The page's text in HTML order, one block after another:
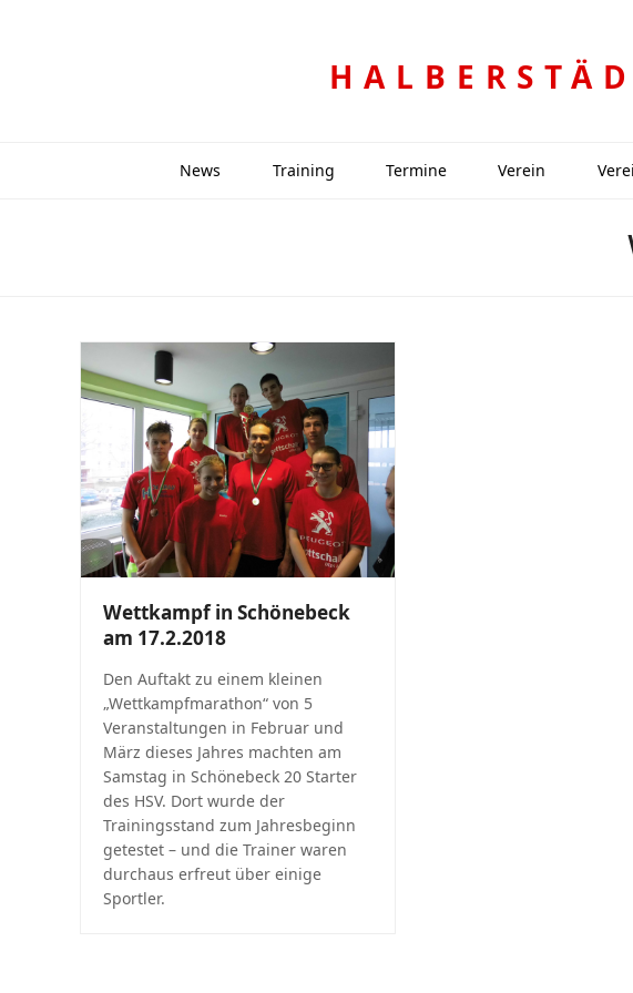
News Training Termine Verein
Wettkampf in Schönebeck
am 17.2.2018
Den Auftakt zu einem kleinen
„Wettkampfmarathon“ von 5
Veranstaltungen in Februar und
März dieses Jahres machten am
Samstag in Schönebeck 20 Starter
des HSV. Dort wurde der
Trainingsstand zum Jahresbeginn
getestet – und die Trainer waren
durchaus erfreut über einige
Sportler.